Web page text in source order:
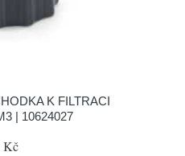
K FILTRACI
| 10624027
Kč